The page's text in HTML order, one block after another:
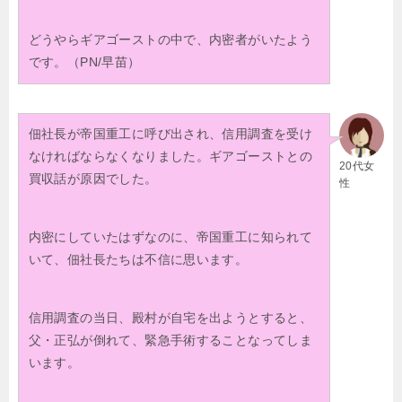
どうやらギアゴーストの中で、内密者がいたよう
です。（PN/早苗）
20代女
性
佃社長が帝国重工に呼び出され、信用調査を受け
なければならなくなりました。ギアゴーストとの
買収話が原因でした。
内密にしていたはずなのに、帝国重工に知られて
いて、佃社長たちは不信に思います。
信用調査の当日、殿村が自宅を出ようとすると、
父・正弘が倒れて、緊急手術することなってしま
います。